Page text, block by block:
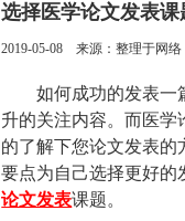
选择医学论文发表
2019-05-08 来源：整理于网络
如何成功的发表一
升的关注内容。而医学
的了解下您论文发表的
要点为自己选择更好的
论文发表课题。